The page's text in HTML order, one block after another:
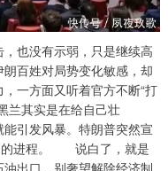
也没有示弱，只是继续高
百姓对局势变化敏感，却
一方面又听着官方不断“打
兰其实是在给自己壮
引发风暴。特朗普突然宣
的进程。 说白了，就是